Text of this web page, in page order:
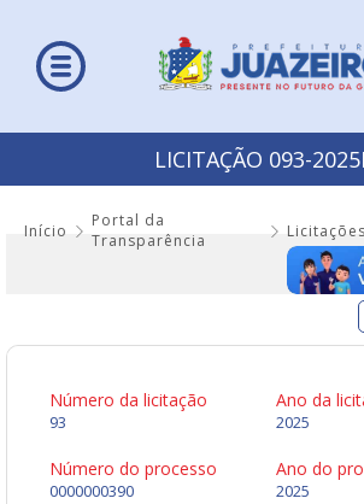
LICITAÇÃO 093-
Início
Portal da
Transparência
Licitações
Número da licitação
93
Ano da
2025
Número do processo
0000000390
Ano do
2025